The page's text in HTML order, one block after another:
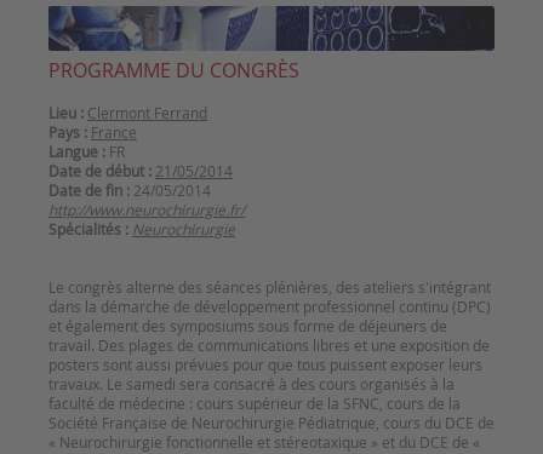
CONGRÈS EN RÉSUMÉ
PROGRAMME DU CONGRÈS
Lieu : Clermont Ferrand
Pays : France
Langue : FR
Date de début : 21/05/2014
Date de fin : 24/05/2014
http://www.neurochirurgie.fr/
Spécialités : Neurochirurgie
Le congrès alterne des séances plénières, des ateliers s'intégrant
dans la démarche de développement professionnel continu (DPC)
et également des symposiums sous forme de déjeuners de
travail. Des plages de communications libres et une exposition de
posters sont aussi prévues pour que tous puissent exposer leurs
travaux. Le samedi sera consacré à des cours organisés à la
faculté de médecine : cours supérieur de la SFNC, cours de la
Société Française de Neurochirurgie Pédiatrique, cours du DCE de
« Neurochirurgie fonctionnelle et stéreotaxique » et du DCE de «